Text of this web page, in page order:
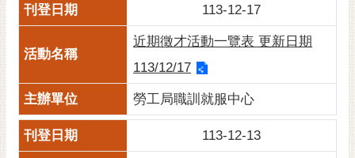
113-12-17
近期徵才活動一覽表 更新日期
113/12/17
勞工局職訓就服中心
113-12-13